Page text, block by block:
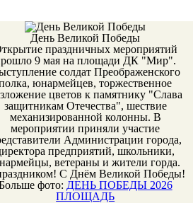
День Великой Победы
праздничных мероприятий
9 мая на площади ДК "Мир".
солдат Преображенского
юнармейцев, торжественное
цветов к памятнику "Слава
защитникам Отечества", шествие
механизированной колонны. В
мероприятии приняли участие
Администрации города,
предприятий, школьники,
ветераны и жители горда.
С Днём Великой Победы!
фото: ДЕНЬ ПОБЕДЫ 2026
ПЛОЩАДЬ